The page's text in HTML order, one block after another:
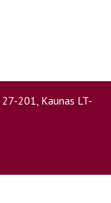
201, Kaunas LT-